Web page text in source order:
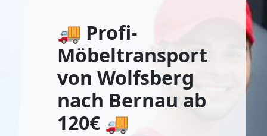
🚚 Profi-
Möbeltransport
von Wolfsberg
nach Bernau ab
120€ 🚚